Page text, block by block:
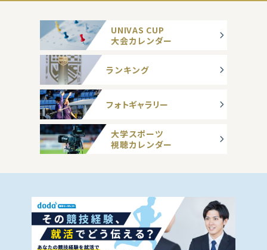
UNIVAS CUP
大会カレンダー
ランキング
フォトギャラリー
大学スポーツ
視聴カレンダー